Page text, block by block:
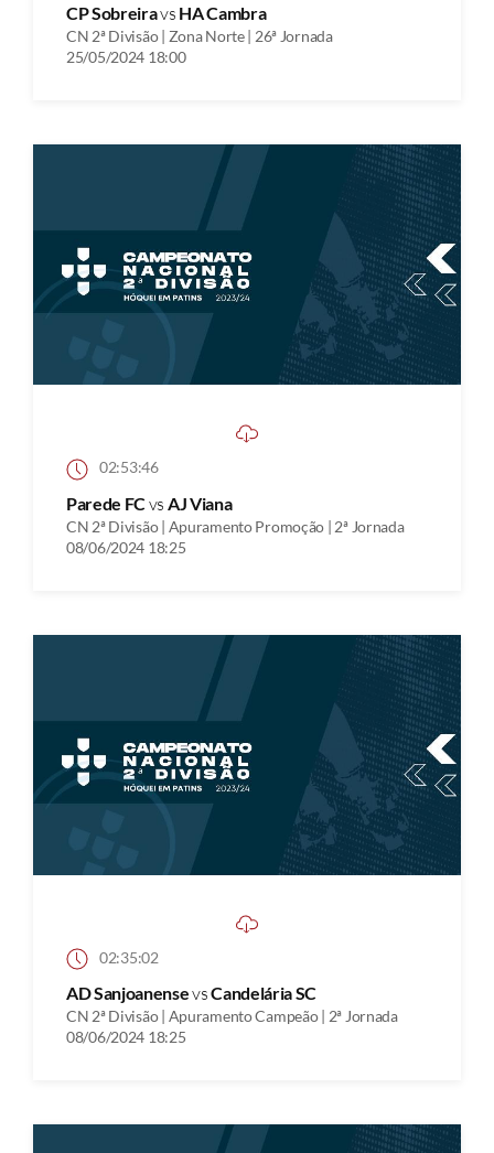
CP Sobreiravs HA Cambra
CN 2ª Divisão | Zona Norte | 26ª Jornada
25/05/2024 18:00
02:53:46
Parede FCvs AJ Viana
CN 2ª Divisão | Apuramento Promoção | 2ª Jornada
08/06/2024 18:25
02:35:02
AD SanjoanensevsCandelária SC
CN 2ª Divisão | Apuramento Campeão | 2ª Jornada
08/06/2024 18:25